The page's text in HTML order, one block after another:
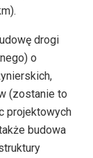
drogi
o
(zostanie to
projektowych
budowa